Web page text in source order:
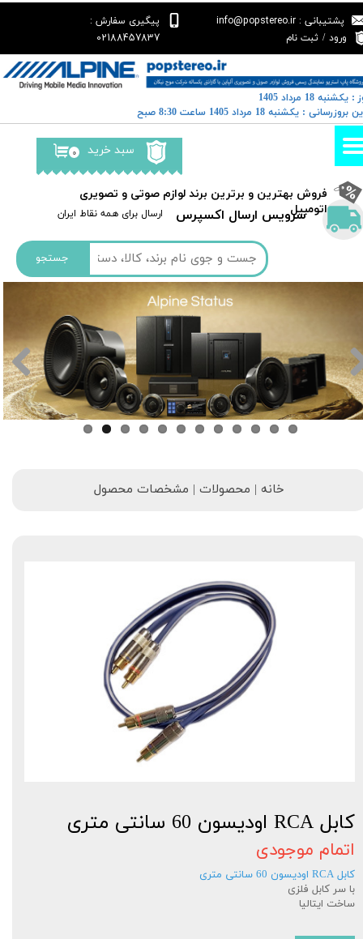
جستجو
سرویس ارسال اکسپرس ​​ارسال برای همه نقاط ایران
پشتیبانی : info@popstereo.ir
پیگیری سفارش :
02188457837
ورود / ثبت نام
حساب کاربری من
تغییر گذر واژه
سفارشات
خروج از حساب کاربری
۰ سبد خرید
​فروش بهترین و برترین برند لوازم صوتی و تصویری
اتومبیل​​​​​​​
18 مرداد 1405
: یکشنبه 18 مرداد 1405 ساعت 8:30 صبح
خانه | محصولات | مشخصات محصول
کابل RCA اودیسون 60 سانتی متری
اتمام موجودی
کابل RCA اودیسون 60 سانتی متری
با سر کابل فلزی
ساخت ایتالیا